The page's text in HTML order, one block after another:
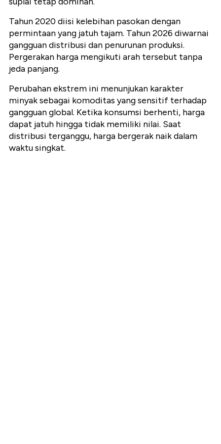
Tahun 2020 diisi kelebihan pasokan dengan
permintaan yang jatuh tajam. Tahun 2026 diwarnai
gangguan distribusi dan penurunan produksi.
Pergerakan harga mengikuti arah tersebut tanpa
jeda panjang.
Perubahan ekstrem ini menunjukan karakter
minyak sebagai komoditas yang sensitif terhadap
gangguan global. Ketika konsumsi berhenti, harga
dapat jatuh hingga tidak memiliki nilai. Saat
distribusi terganggu, harga bergerak naik dalam
waktu singkat.